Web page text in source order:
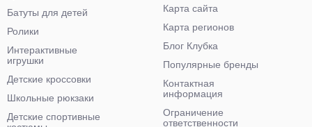
Батуты для детей
Ролики
Интерактивные
игрушки
Детские кроссовки
Школьные рюкзаки
Детские спортивные
Карта сайта
Карта регионов
Блог Клубка
Популярные бренды
Контактная
информация
Ограничение
ответственности